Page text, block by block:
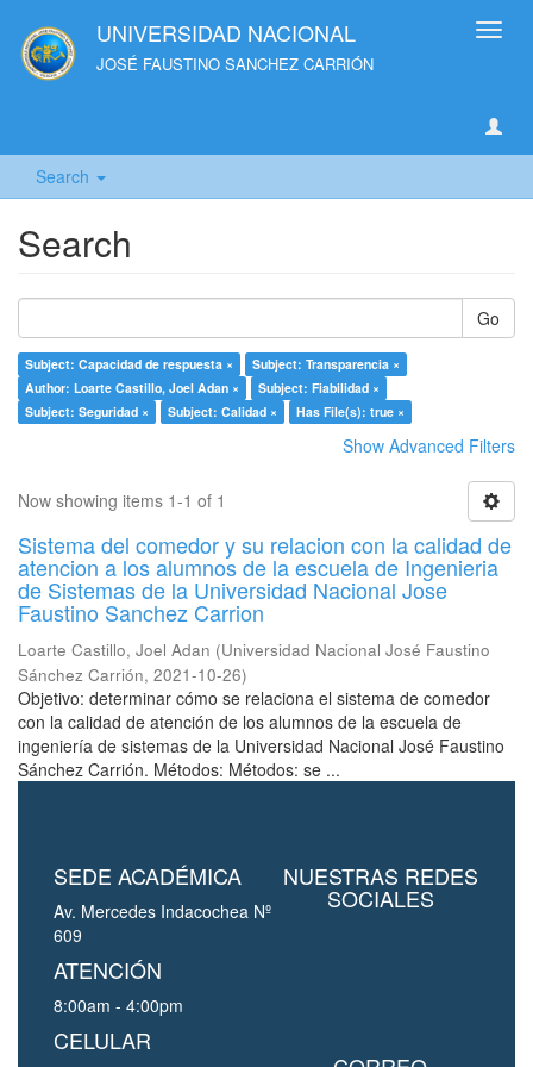
UNIVERSIDAD NACIONAL
JOSÉ FAUSTINO SANCHEZ CARRIÓN
Search
Search
Go
Subject: Capacidad de respuesta ×
Subject: Transparencia ×
Author: Loarte Castillo, Joel Adan ×
Subject: Fiabilidad ×
Subject: Seguridad ×
Subject: Calidad × Has File(s): true ×
Show Advanced Filters
Now showing items 1-1 of 1
Sistema del comedor y su relacion con la calidad de
atencion a los alumnos de la escuela de Ingenieria
de Sistemas de la Universidad Nacional Jose
Faustino Sanchez Carrion
Loarte Castillo, Joel Adan (Universidad Nacional José Faustino
Sánchez Carrión, 2021-10-26)
Objetivo: determinar cómo se relaciona el sistema de comedor
con la calidad de atención de los alumnos de la escuela de
ingeniería de sistemas de la Universidad Nacional José Faustino
Sánchez Carrión. Métodos: Métodos: se ...
SEDE ACADÉMICA
Av. Mercedes Indacochea Nº
609
ATENCIÓN
8:00am - 4:00pm
CELULAR
NUESTRAS REDES
SOCIALES